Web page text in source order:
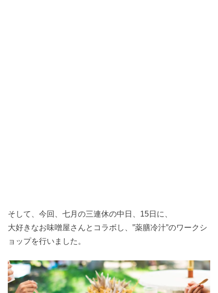
そして、今回、七月の三連休の中日、15日に、
大好きなお味噌屋さんとコラボし、”薬膳冷汁”のワークシ
ョップを行いました。